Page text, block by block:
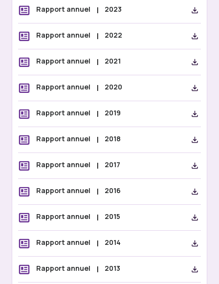
Rapport annuel | 2023
Rapport annuel | 2022
Rapport annuel | 2021
Rapport annuel | 2020
Rapport annuel | 2019
Rapport annuel | 2018
Rapport annuel | 2017
Rapport annuel | 2016
Rapport annuel | 2015
Rapport annuel | 2014
Rapport annuel | 2013